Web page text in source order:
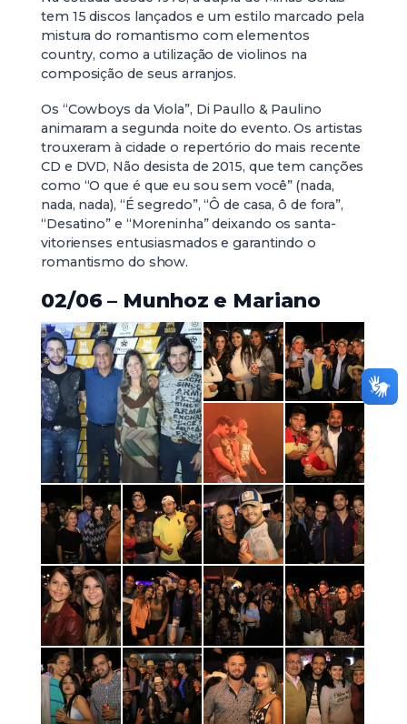
tem 15 discos lançados e um estilo marcado pela
mistura do romantismo com elementos
country, como a utilização de violinos na
composição de seus arranjos.
Os “Cowboys da Viola”, Di Paullo & Paulino
animaram a segunda noite do evento. Os artistas
trouxeram à cidade o repertório do mais recente
CD e DVD, Não desista de 2015, que tem canções
como “O que é que eu sou sem você” (nada,
nada, nada), “É segredo”, “Ô de casa, ô de fora”,
“Desatino” e “Moreninha” deixando os santa-
vitorienses entusiasmados e garantindo o
romantismo do show.
02/06 – Munhoz e Mariano